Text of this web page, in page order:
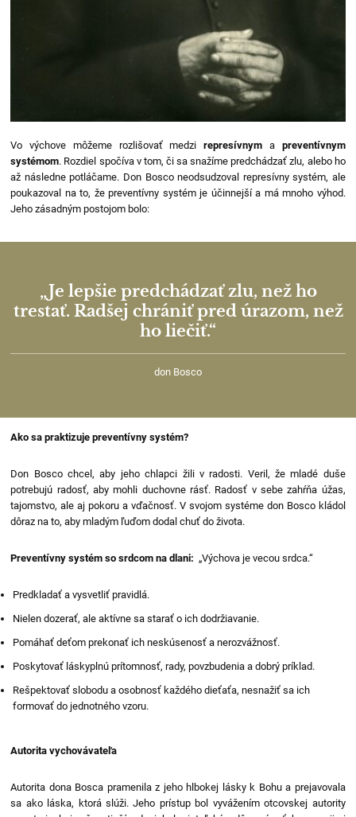
Vo výchove môžeme rozlišovať medzirepresívnym a preventívnym
systémom. Rozdiel spočíva v tom, či sa snažíme predchádzať zlu, alebo ho
až následne potláčame. Don Bosco neodsudzoval represívny systém, ale
poukazoval na to, že preventívny systém je účinnejší a má mnoho výhod.
Jeho zásadným postojom bolo:
„Je lepšie predchádzať zlu, než ho
trestať. Radšej chrániť pred úrazom, než
ho liečiť.“
don Bosco
Ako sa praktizuje preventívny systém?
Don Bosco chcel, aby jeho chlapci žili v radosti. Veril, že mladé duše
potrebujú radosť, aby mohli duchovne rásť. Radosť v sebe zahŕňa úžas,
tajomstvo, ale aj pokoru a vďačnosť. V svojom systéme don Bosco kládol
dôraz na to, aby mladým ľuďom dodal chuť do života.
Preventívny systém so srdcom na dlani: „Výchova je vecou srdca.“
Predkladať a vysvetliť pravidlá.
Nielen dozerať, ale aktívne sa starať o ich dodržiavanie.
Pomáhať deťom prekonať ich neskúsenosť a nerozvážnosť.
Poskytovať láskyplnú prítomnosť, rady, povzbudenia a dobrý príklad.
Rešpektovať slobodu a osobnosť každého dieťaťa, nesnažiť sa ich
formovať do jednotného vzoru.
Autorita vychovávateľa
Autorita dona Bosca pramenila z jeho hlbokej lásky k Bohu a prejavovala
sa ako láska, ktorá slúži. Jeho prístup bol vyvážením otcovskej autority